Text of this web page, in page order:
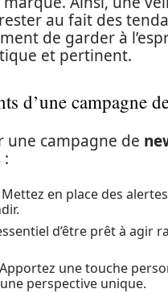
au fait des
de garder à
et pertinent.
d’une campagne
une campagne de
:
Mettez en place des
d’être prêt à agir
Apportez une touche
perspective unique.